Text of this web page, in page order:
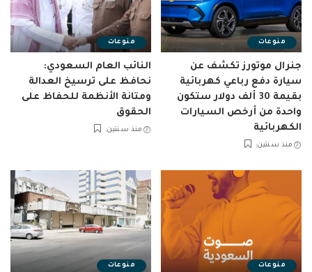
منوعات
جنرال موتورز تكشف عن
سيارة دفع رباعي كهربائية
بقيمة 30 ألف دولار ستكون
واحدة من أرخص السيارات
الكهربائية
منذ سنتين
منوعات
النائب العام السعودي:
نحافظ على ترسيخ العدالة
ومتانة الأنظمة للحفاظ على
الحقوق
منذ سنتين
منوعات منوعات